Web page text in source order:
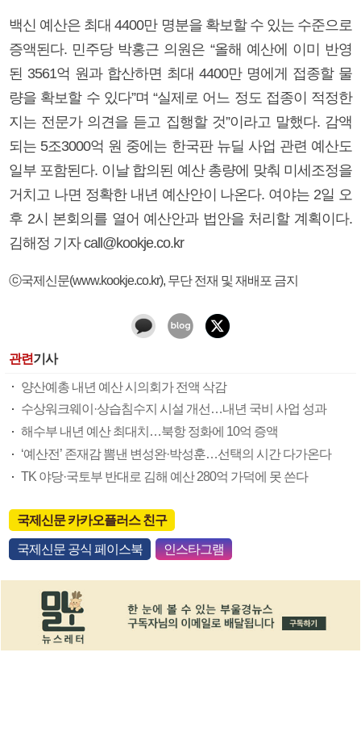
백신 예산은 최대 4400만 명분을 확보할 수 있는 수준으로
증액된다. 민주당 박홍근 의원은 “올해 예산에 이미 반영
된 3561억 원과 합산하면 최대 4400만 명에게 접종할 물
량을 확보할 수 있다”며 “실제로 어느 정도 접종이 적정한
지는 전문가 의견을 듣고 집행할 것”이라고 말했다. 감액
되는 5조3000억 원 중에는 한국판 뉴딜 사업 관련 예산도
일부 포함된다. 이날 합의된 예산 총량에 맞춰 미세조정을
거치고 나면 정확한 내년 예산안이 나온다. 여야는 2일 오
후 2시 본회의를 열어 예산안과 법안을 처리할 계획이다.
김해정 기자 call@kookje.co.kr
ⓒ국제신문(www.kookje.co.kr), 무단 전재 및 재배포 금지
관련기사
양산예총 내년 예산 시의회가 전액 삭감
수상워크웨이·상습침수지 시설 개선…내년 국비 사업 성과
해수부 내년 예산 최대치…북항 정화에 10억 증액
‘예산전’ 존재감 뽐낸 변성완·박성훈…선택의 시간 다가온다
TK 야당·국토부 반대로 김해 예산 280억 가덕에 못 쓴다
국제신문 카카오플러스 친구
국제신문 공식 페이스북 인스타그램